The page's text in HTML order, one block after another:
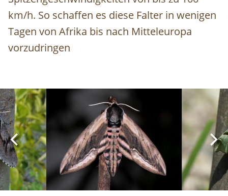
km/h. So schaffen es diese Falter in wenigen
Tagen von Afrika bis nach Mitteleuropa
vorzudringen
Image Image